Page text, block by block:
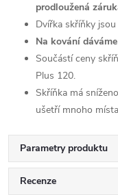
prodloužená
Dvířka skříňky
Na kování
Součástí ceny
Plus 120.
Skříňka má
ušetří mnoho
Parametry produktu
Recenze